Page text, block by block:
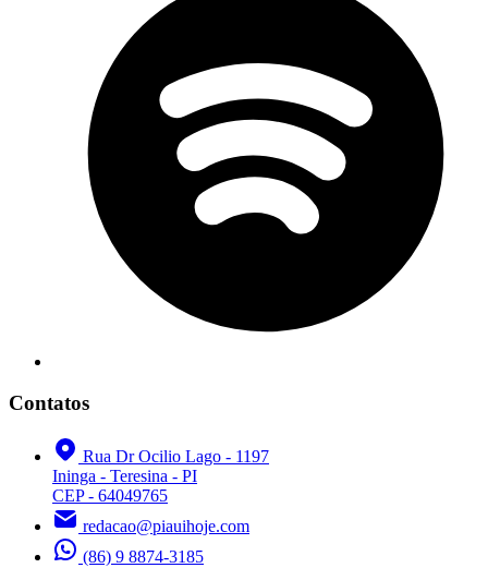
Contatos
Rua Dr Ocilio Lago - 1197
Ininga - Teresina - PI
CEP - 64049765
redacao@piauihoje.com
(86) 9 8874-3185